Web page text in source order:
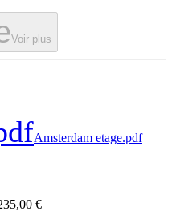
Voir plus
Amsterdam etage.pdf
€